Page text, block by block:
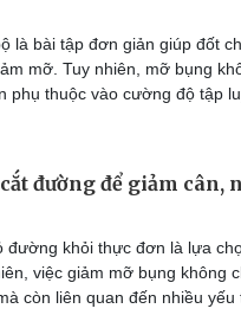
Giải trí
Nghệ sĩ
Sao Việt
là bài tập đơn giản giúp đốt
mỡ. Tuy nhiên, mỡ bụng
phụ thuộc vào cường độ tập
đường để giảm cân,
đường khỏi thực đơn là lựa
việc giảm mỡ bụng không
còn liên quan đến nhiều yếu